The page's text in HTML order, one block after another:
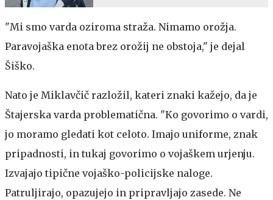
"Mi smo varda oziroma straža. Nimamo orožja.
Paravojaška enota brez orožij ne obstoja," je dejal
Šiško.
Nato je Miklavčič razložil, kateri znaki kažejo, da je
Štajerska varda problematična. "Ko govorimo o vardi,
jo moramo gledati kot celoto. Imajo uniforme, znak
pripadnosti, in tukaj govorimo o vojaškem urjenju.
Izvajajo tipične vojaško-policijske naloge.
Patruljirajo, opazujejo in pripravljajo zasede. Ne